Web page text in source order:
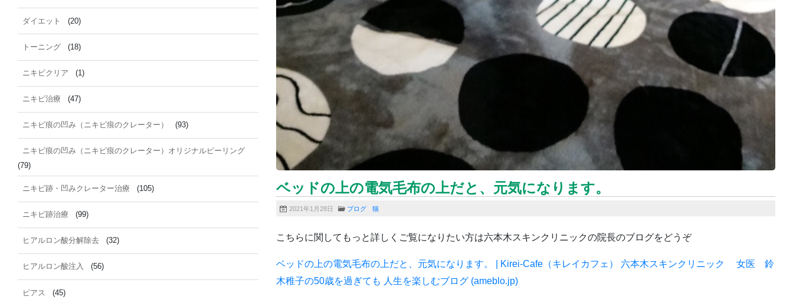
ベッドの上の電気毛布の上だと、元気になります。
2021年1月28日 ブログ 猫
こちらに関してもっと詳しくご覧になりたい方は六本木スキンクリニックの院長のブログをどうぞ
ベッドの上の電気毛布の上だと、元気になります。 | Kirei-Cafe（キレイカフェ） 六本木スキンクリニック 女医 鈴
木稚子の50歳を過ぎても 人生を楽しむブログ (ameblo.jp)
ダイエット (20)
トーニング (18)
ニキビクリア (1)
ニキビ治療 (47)
ニキビ痕の凹み（ニキビ痕のクレーター） (93)
ニキビ痕の凹み（ニキビ痕のクレーター）オリジナルピーリング
(79)
ニキビ跡・凹みクレーター治療 (105)
ニキビ跡治療 (99)
ヒアルロン酸分解除去 (32)
ヒアルロン酸注入 (56)
ピアス (45)